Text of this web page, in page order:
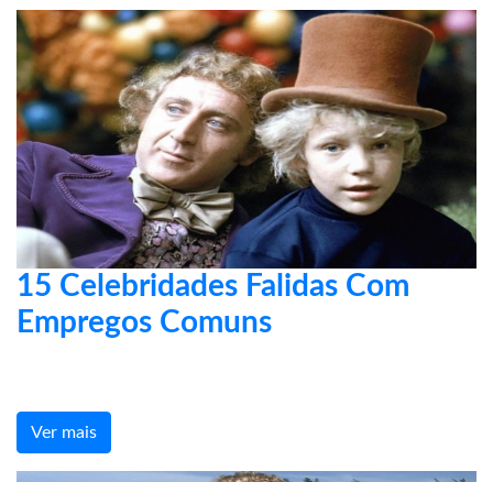
15 Celebridades Falidas Com
Empregos Comuns
Ver mais